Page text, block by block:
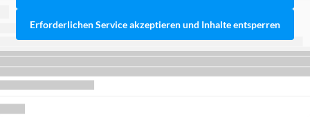
Erforderlichen Service akzeptieren und Inhalte entsperren